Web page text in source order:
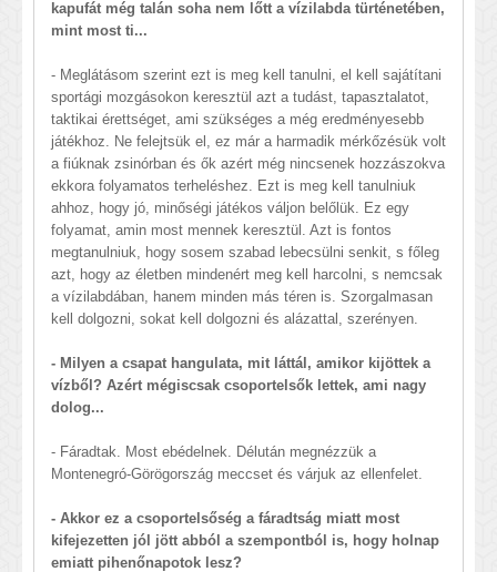
kapufát még talán soha nem lőtt a vízilabda türténetében,
mint most ti...
- Meglátásom szerint ezt is meg kell tanulni, el kell sajátítani
sportági mozgásokon keresztül azt a tudást, tapasztalatot,
taktikai érettséget, ami szükséges a még eredményesebb
játékhoz. Ne felejtsük el, ez már a harmadik mérkőzésük volt
a fiúknak zsinórban és ők azért még nincsenek hozzászokva
ekkora folyamatos terheléshez. Ezt is meg kell tanulniuk
ahhoz, hogy jó, minőségi játékos váljon belőlük. Ez egy
folyamat, amin most mennek keresztül. Azt is fontos
megtanulniuk, hogy sosem szabad lebecsülni senkit, s főleg
azt, hogy az életben mindenért meg kell harcolni, s nemcsak
a vízilabdában, hanem minden más téren is. Szorgalmasan
kell dolgozni, sokat kell dolgozni és alázattal, szerényen.
- Milyen a csapat hangulata, mit láttál, amikor kijöttek a
vízből? Azért mégiscsak csoportelsők lettek, ami nagy
dolog...
- Fáradtak. Most ebédelnek. Délután megnézzük a
Montenegró-Görögország meccset és várjuk az ellenfelet.
- Akkor ez a csoportelsőség a fáradtság miatt most
kifejezetten jól jött abból a szempontból is, hogy holnap
emiatt pihenőnapotok lesz?